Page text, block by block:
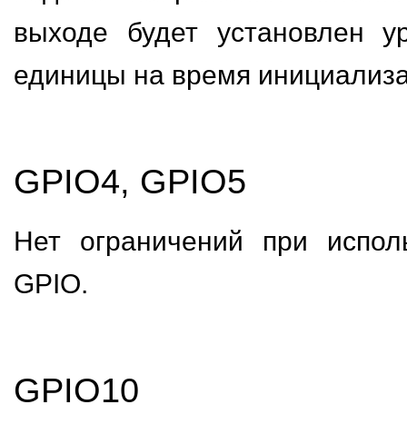
выходе будет установлен
единицы на время
GPIO4, GPIO5
Нет ограничений при
GPIO.
GPIO10